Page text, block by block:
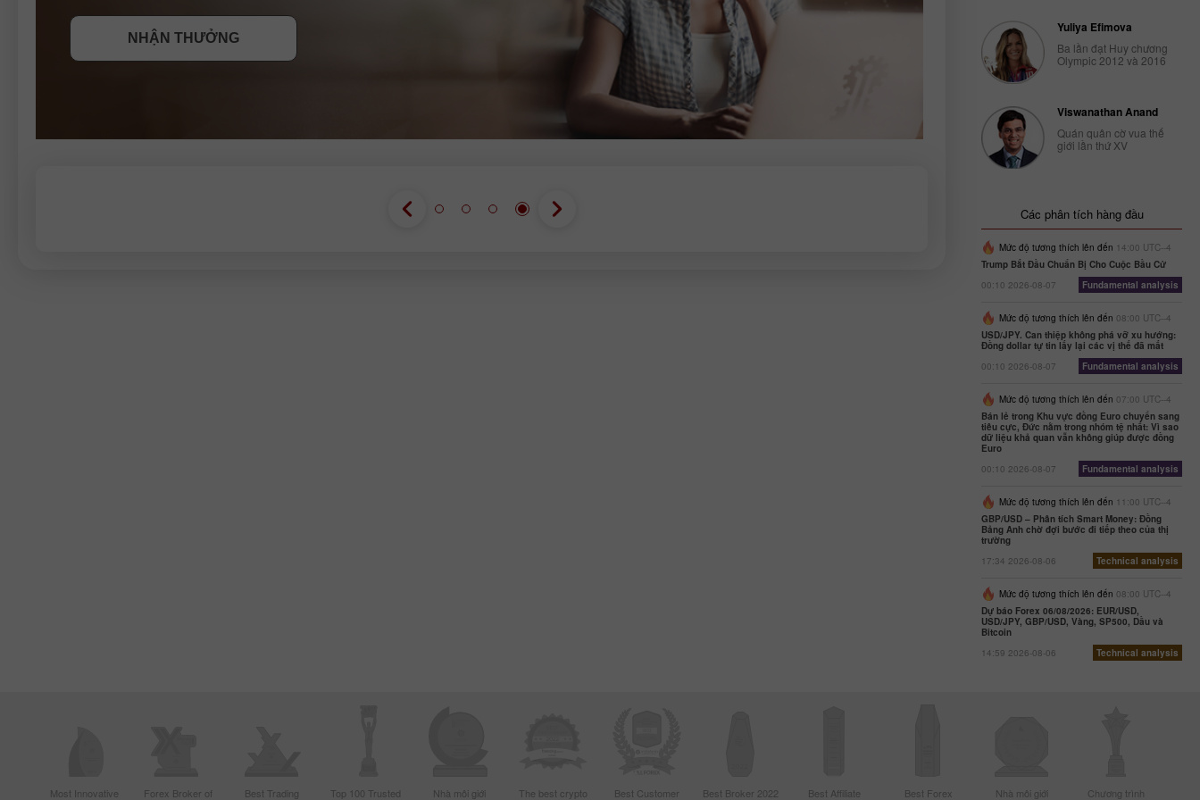
THAM GIA CUỘC THI
NHẬN THƯỞNG
Yuliya Efimova
Ba lần đạt Huy chương
Olympic 2012 và 2016
Viswanathan Anand
Quán quân cờ vua thế
giới lần thứ XV
Các phân tích hàng đầu
Mức độ tương thích lên đến 14:00 UTC--4
Trump Bắt Đầu Chuẩn Bị Cho Cuộc Bầu Cử
00:10 2026-08-07
Fundamental analysis
Mức độ tương thích lên đến 08:00 UTC--4
USD/JPY. Can thiệp không phá vỡ xu hướng:
Đồng dollar tự tin lấy lại các vị thế đã mất
00:10 2026-08-07
Fundamental analysis
Mức độ tương thích lên đến 07:00 UTC--4
Bán lẻ trong Khu vực đồng Euro chuyển sang
tiêu cực, Đức nằm trong nhóm tệ nhất: Vì sao
dữ liệu khả quan vẫn không giúp được đồng
Euro
00:10 2026-08-07
Fundamental analysis
Mức độ tương thích lên đến 11:00 UTC--4
GBP/USD – Phân tích Smart Money: Đồng
Bảng Anh chờ đợi bước đi tiếp theo của thị
trường
17:34 2026-08-06
Technical analysis
Mức độ tương thích lên đến 08:00 UTC--4
Dự báo Forex 06/08/2026: EUR/USD,
USD/JPY, GBP/USD, Vàng, SP500, Dầu và
Bitcoin
14:59 2026-08-06
Technical analysis
Most Innovative Forex Broker of Best Trading Top 100 Trusted Nhà môi giới The best crypto Best Customer Best Broker 2022 Best Affiliate Best Forex Nhà môi giới Chương trình